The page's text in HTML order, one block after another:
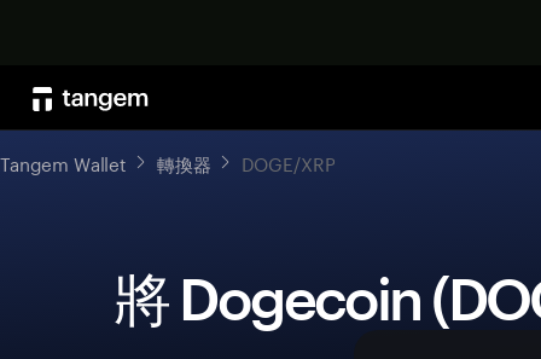
Tangem Wallet 轉換器 DOGE/XRP
將 Dogecoin